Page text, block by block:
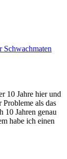
10 Jahre hier und
als das
10 Jahren genau
habe ich einen